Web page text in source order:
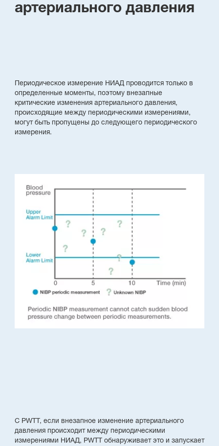
артериального давления
Периодическое измерение НИАД проводится только в
определенные моменты, поэтому внезапные
критические изменения артериального давления,
происходящие между периодическими измерениями,
могут быть пропущены до следующего периодического
измерения.
С PWTT, если внезапное изменение артериального
давления происходит между периодическими
измерениями НИАД, PWTT обнаруживает это и запускает